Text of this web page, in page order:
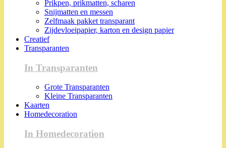
Prikpen, prikmatten, scharen
Snijmatten en messen
Zelfmaak pakket transparant
Zijdevloeipapier, karton en design papier
Creatief
Transparanten
In Transparanten
Grote Transparanten
Kleine Transparanten
Kaarten
Homedecoration
In Homedecoration